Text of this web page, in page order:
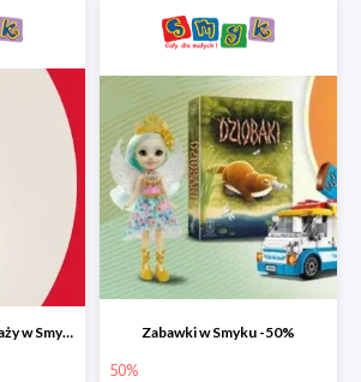
Ostatnie dni wyprzedaży w Smyku do -70% Zabawki w Smyku -50%
50%